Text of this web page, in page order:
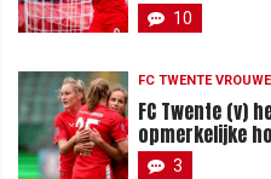
10
FC TWENTE
FC Twente (v)
opmerkelijke
3